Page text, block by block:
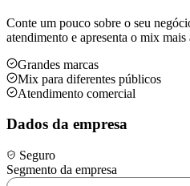
Conte um pouco sobre o seu
atendimento e apresenta o mix mais
Grandes marcas
Mix para diferentes públicos
Atendimento comercial
Dados da empresa
Seguro
Segmento da empresa